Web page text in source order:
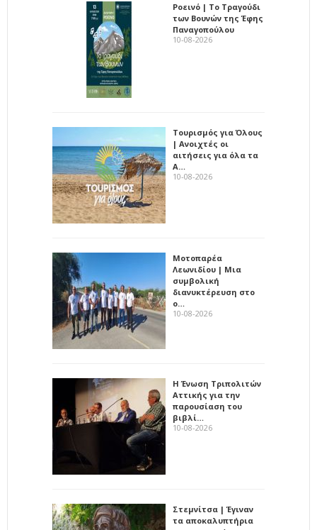
Ροεινό | Το Τραγούδι
των Βουνών της Έφης
Παναγοπούλου
10-08-2026
Τουρισμός για Όλους
| Ανοιχτές οι
αιτήσεις για όλα τα
Α…
10-08-2026
Μοτοπαρέα
Λεωνιδίου | Μια
συμβολική
διανυκτέρευση στο
ο…
10-08-2026
Η Ένωση Τριπολιτών
Αττικής για την
παρουσίαση του
βιβλί…
10-08-2026
Στεμνίτσα | Έγιναν
τα αποκαλυπτήρια